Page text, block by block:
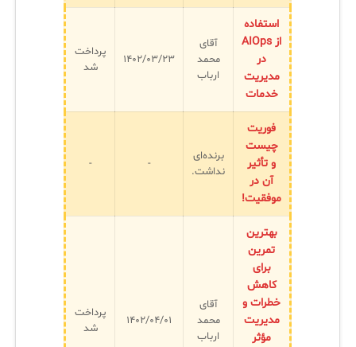
استفاده
از AIOps
در
مدیریت
خدمات
آقای
محمد
ارباب
۱۴۰۲/۰۳/۲۳
پرداخت
شد
فوریت
چیست
و تأثیر
آن در
موفقیت!
برنده‌ای
نداشت.
-
-
بهترین
تمرین
برای
کاهش
خطرات و
مدیریت
مؤثر
آقای
محمد
ارباب
۱۴۰۲/۰۴/۰۱
پرداخت
شد